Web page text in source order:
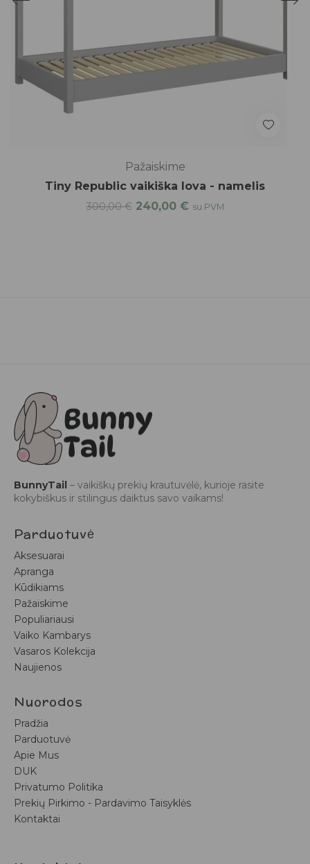
Pažaiskime
Tiny Republic vaikiška lova - namelis
300,00€ 240,00 € su PVM
BunnyTail – vaikiškų prekių krautuvėlė, kurioje rasite
kokybiškus ir stilingus daiktus savo vaikams!
Parduotuvė
Aksesuarai
Apranga
Kūdikiams
Pažaiskime
Populiariausi
Vaiko Kambarys
Vasaros Kolekcija
Naujienos
Nuorodos
Pradžia
Parduotuvė
Apie Mus
DUK
Privatumo Politika
Prekių Pirkimo - Pardavimo Taisyklės
Kontaktai